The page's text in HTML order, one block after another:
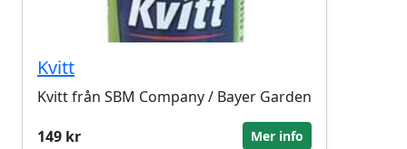
Kvitt
Kvitt från SBM Company / Bayer Garden
149 kr
Mer info